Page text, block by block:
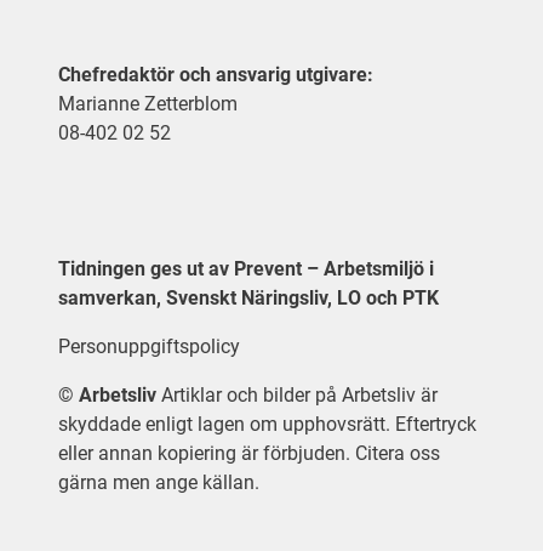
Chefredaktör och ansvarig utgivare:
Marianne Zetterblom
08-402 02 52
Tidningen ges ut av Prevent – Arbetsmiljö i
samverkan, Svenskt Näringsliv, LO och PTK
Personuppgiftspolicy
© Arbetsliv Artiklar och bilder på Arbetsliv är
skyddade enligt lagen om upphovsrätt. Eftertryck
eller annan kopiering är förbjuden. Citera oss
gärna men ange källan.